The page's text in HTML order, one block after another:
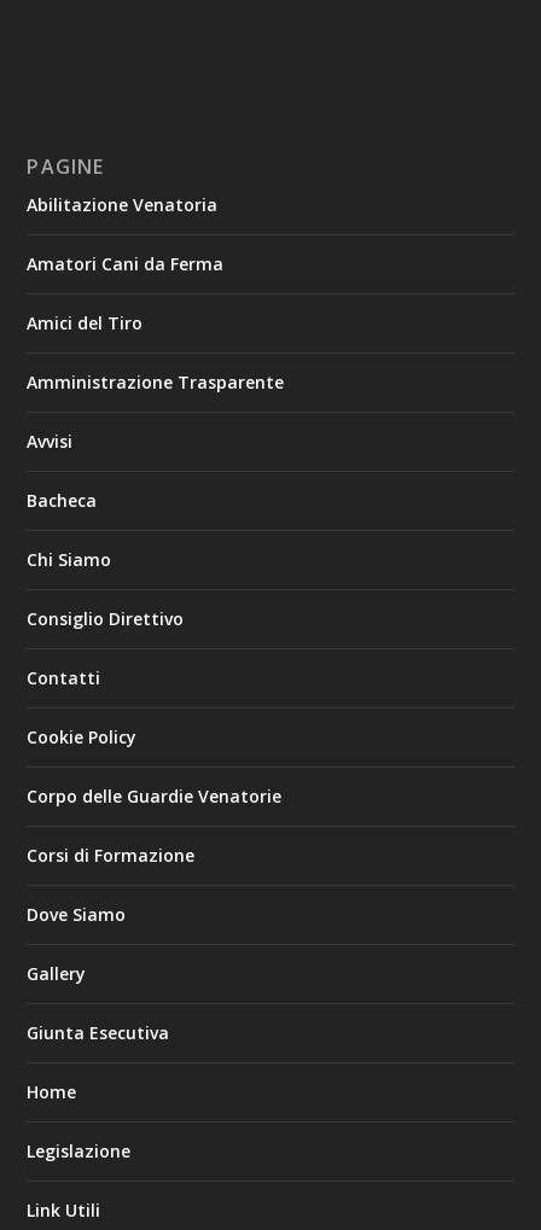
PAGINE
Abilitazione Venatoria
Amatori Cani da Ferma
Amici del Tiro
Amministrazione Trasparente
Avvisi
Bacheca
Chi Siamo
Consiglio Direttivo
Contatti
Cookie Policy
Corpo delle Guardie Venatorie
Corsi di Formazione
Dove Siamo
Gallery
Giunta Esecutiva
Home
Legislazione
Link Utili